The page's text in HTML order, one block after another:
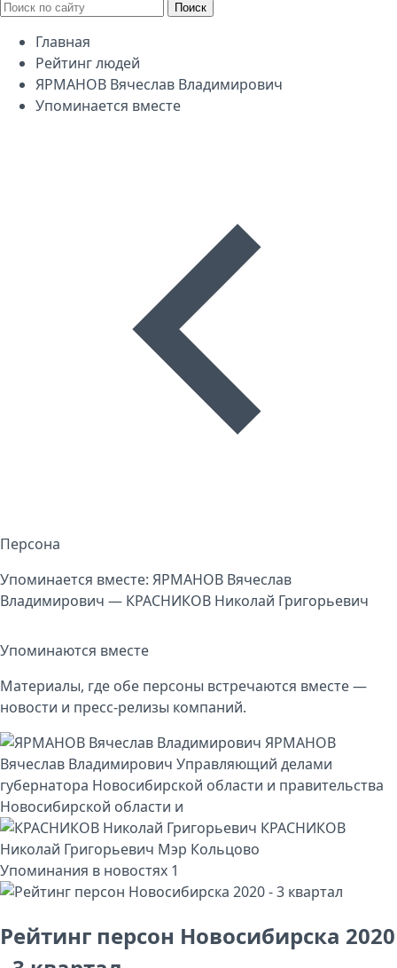
Поиск
Главная
Рейтинг людей
ЯРМАНОВ Вячеслав Владимирович
Упоминается вместе
Персона
Упоминается вместе: ЯРМАНОВ Вячеслав
Владимирович — КРАСНИКОВ Николай Григорьевич
Упоминаются вместе
Материалы, где обе персоны встречаются вместе —
новости и пресс-релизы компаний.
ЯРМАНОВ
Вячеслав Владимирович Управляющий делами
губернатора Новосибирской области и правительства
Новосибирской области и
КРАСНИКОВ
Николай Григорьевич Мэр Кольцово
Упоминания в новостях 1
Рейтинг персон Новосибирска 2020